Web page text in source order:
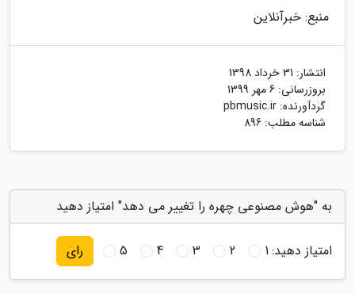
منبع: خبرآنلاین
انتشار: 31 خرداد 1398
بروزرسانی: 6 مهر 1399
گردآورنده: pbmusic.ir
شناسه مطلب: 896
به "هوش مصنوعی چهره را تغییر می دهد" امتیاز دهید
امتیاز دهید:1
2
3
4
5 رای